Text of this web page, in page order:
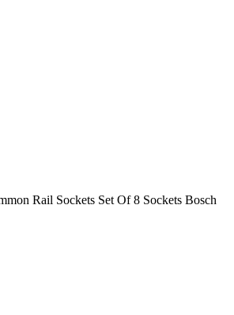
Rail Sockets Set Of 8 Sockets Bosch